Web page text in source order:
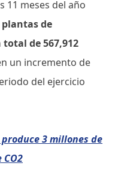
11 meses del año
de
de 567,912
un incremento de
del ejercicio
3 millones de